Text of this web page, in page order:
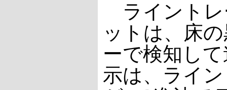
ライントレ
ットは、床
ーで検知し
示は、ライ